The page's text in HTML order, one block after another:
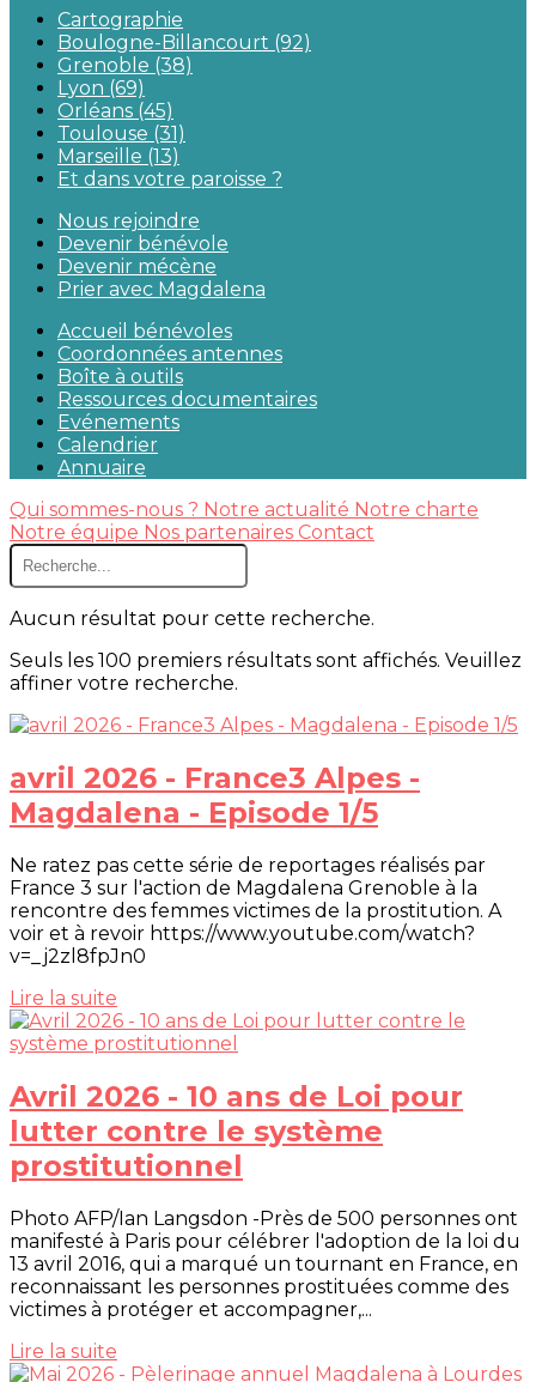
Cartographie
Boulogne-Billancourt (92)
Grenoble (38)
Lyon (69)
Orléans (45)
Toulouse (31)
Marseille (13)
Et dans votre paroisse ?
Nous rejoindre
Devenir bénévole
Devenir mécène
Prier avec Magdalena
Accueil bénévoles
Coordonnées antennes
Boîte à outils
Ressources documentaires
Evénements
Calendrier
Annuaire
Qui sommes-nous ? Notre actualité Notre charte
Notre équipe Nos partenaires Contact
Aucun résultat pour cette recherche.
Seuls les 100 premiers résultats sont affichés. Veuillez
affiner votre recherche.
avril 2026 - France3 Alpes -
Magdalena - Episode 1/5
Ne ratez pas cette série de reportages réalisés par
France 3 sur l'action de Magdalena Grenoble à la
rencontre des femmes victimes de la prostitution. A
voir et à revoir https://www.youtube.com/watch?
v=_j2zl8fpJn0
Lire la suite
Avril 2026 - 10 ans de Loi pour
lutter contre le système
prostitutionnel
Photo AFP/Ian Langsdon -Près de 500 personnes ont
manifesté à Paris pour célébrer l'adoption de la loi du
13 avril 2016, qui a marqué un tournant en France, en
reconnaissant les personnes prostituées comme des
victimes à protéger et accompagner,...
Lire la suite